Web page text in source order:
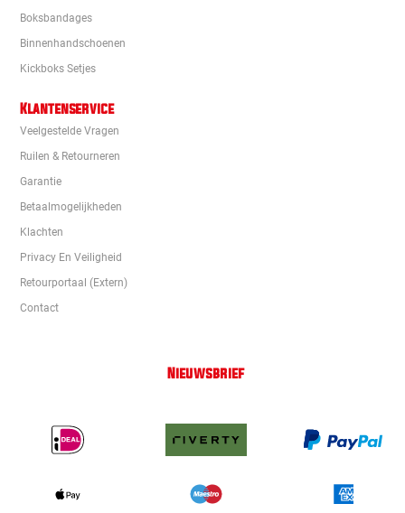
Boksbandages
Binnenhandschoenen
Kickboks Setjes
Klantenservice
Veelgestelde Vragen
Ruilen & Retourneren
Garantie
Betaalmogelijkheden
Klachten
Privacy En Veiligheid
Retourportaal (extern)
Contact
Nieuwsbrief